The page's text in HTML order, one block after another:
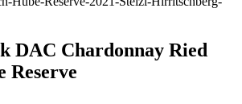
DAC Chardonnay Ried
Reserve